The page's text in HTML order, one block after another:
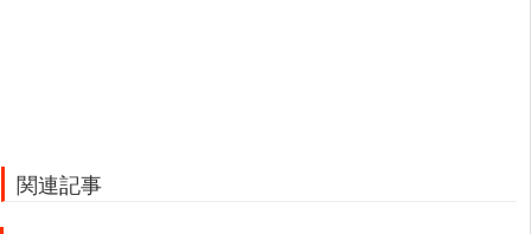
関連記事